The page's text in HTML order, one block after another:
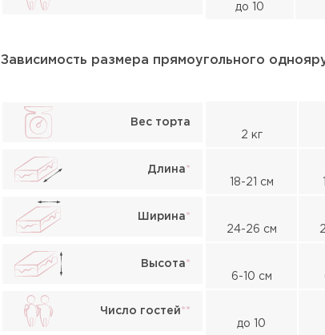
до 10
Зависимость размера прямоугольного
Вес торта
2 кг
Длина*
18-21 см
Ширина*
24-26 см
Высота*
6-10 см
Число гостей**
до 10